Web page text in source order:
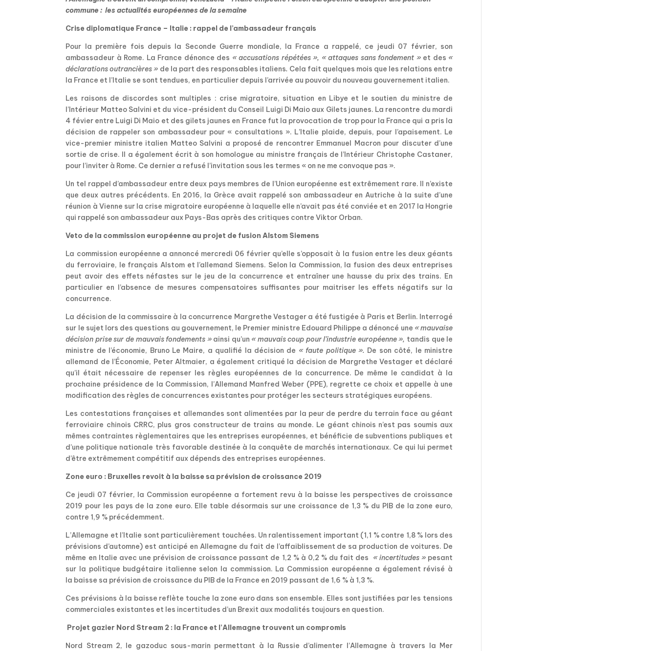
commune : les actualités européennes de la semaine
Crise diplomatique France – Italie : rappel de l’ambassadeur français
Pour la première fois depuis la Seconde Guerre mondiale, la France a rappelé, ce jeudi 07 février, son
ambassadeur à Rome. La France dénonce des « accusations répétées », « attaques sans fondement » et des «
déclarations outrancières » de la part des responsables italiens. Cela fait quelques mois que les relations entre
la France et l’Italie se sont tendues, en particulier depuis l’arrivée au pouvoir du nouveau gouvernement italien.
Les raisons de discordes sont multiples : crise migratoire, situation en Libye et le soutien du ministre de
l’Intérieur Matteo Salvini et du vice-président du Conseil Luigi Di Maio aux Gilets jaunes. La rencontre du mardi
4 févier entre Luigi Di Maio et des gilets jaunes en France fut la provocation de trop pour la France qui a pris la
décision de rappeler son ambassadeur pour « consultations ». L’Italie plaide, depuis, pour l’apaisement. Le
vice-premier ministre italien Matteo Salvini a proposé de rencontrer Emmanuel Macron pour discuter d’une
sortie de crise. Il a également écrit à son homologue au ministre français de l’Intérieur Christophe Castaner,
pour l’inviter à Rome. Ce dernier a refusé l’invitation sous les termes « on ne me convoque pas ».
Un tel rappel d’ambassadeur entre deux pays membres de l’Union européenne est extrêmement rare. Il n’existe
que deux autres précédents. En 2016, la Grèce avait rappelé son ambassadeur en Autriche à la suite d’une
réunion à Vienne sur la crise migratoire européenne à laquelle elle n’avait pas été conviée et en 2017 la Hongrie
qui rappelé son ambassadeur aux Pays-Bas après des critiques contre Viktor Orban.
Veto de la commission européenne au projet de fusion Alstom Siemens
La commission européenne a annoncé mercredi 06 février qu’elle s’opposait à la fusion entre les deux géants
du ferroviaire, le français Alstom et l’allemand Siemens. Selon la Commission, la fusion des deux entreprises
peut avoir des effets néfastes sur le jeu de la concurrence et entraîner une hausse du prix des trains. En
particulier en l’absence de mesures compensatoires suffisantes pour maitriser les effets négatifs sur la
concurrence.
La décision de la commissaire à la concurrence Margrethe Vestager a été fustigée à Paris et Berlin. Interrogé
sur le sujet lors des questions au gouvernement, le Premier ministre Edouard Philippe a dénoncé une « mauvaise
décision prise sur de mauvais fondements »ainsi qu’un « mauvais coup pour l’industrie européenne », tandis que le
ministre de l’économie, Bruno Le Maire, a qualifié la décision de « faute politique ». De son côté, le ministre
allemand de l’Économie, Peter Altmaier, a également critiqué la décision de Margrethe Vestager et déclaré
qu’il était nécessaire de repenser les règles européennes de la concurrence. De même le candidat à la
prochaine présidence de la Commission, l’Allemand Manfred Weber (PPE), regrette ce choix et appelle à une
modification des règles de concurrences existantes pour protéger les secteurs stratégiques européens.
Les contestations françaises et allemandes sont alimentées par la peur de perdre du terrain face au géant
ferroviaire chinois CRRC, plus gros constructeur de trains au monde. Le géant chinois n’est pas soumis aux
mêmes contraintes règlementaires que les entreprises européennes, et bénéficie de subventions publiques et
d’une politique nationale très favorable destinée à la conquête de marchés internationaux. Ce qui lui permet
d’être extrêmement compétitif aux dépends des entreprises européennes.
Zone euro : Bruxelles revoit à la baisse sa prévision de croissance 2019
Ce jeudi 07 février, la Commission européenne a fortement revu à la baisse les perspectives de croissance
2019 pour les pays de la zone euro. Elle table désormais sur une croissance de 1,3 % du PIB de la zone euro,
contre 1,9 % précédemment.
L’Allemagne et l’Italie sont particulièrement touchées. Un ralentissement important (1,1 % contre 1,8 % lors des
prévisions d’automne) est anticipé en Allemagne du fait de l’affaiblissement de sa production de voitures. De
même en Italie avec une prévision de croissance passant de 1,2 % à 0,2 % du fait des « incertitudes »pesant
sur la politique budgétaire italienne selon la commission. La Commission européenne a également révisé à
la baisse sa prévision de croissance du PIB de la France en 2019 passant de 1,6 % à 1,3 %.
Ces prévisions à la baisse reflète touche la zone euro dans son ensemble. Elles sont justifiées par les tensions
commerciales existantes et les incertitudes d’un Brexit aux modalités toujours en question.
Projet gazier Nord Stream 2 : la France et l’Allemagne trouvent un compromis
Nord Stream 2, le gazoduc sous-marin permettant à la Russie d’alimenter l’Allemagne à travers la Mer